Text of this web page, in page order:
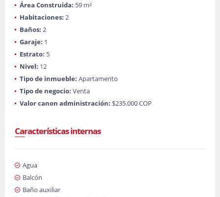
Área Construida: 59 m²
Habitaciones: 2
Baños: 2
Garaje: 1
Estrato: 5
Nivel: 12
Tipo de inmueble: Apartamento
Tipo de negocio: Venta
Valor canon administración: $235.000 COP
Características internas
Agua
Balcón
Baño auxiliar